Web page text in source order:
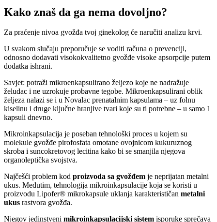
Kako znaš da ga nema dovoljno?
Za praćenje nivoa gvožđa tvoj ginekolog će naručiti analizu krvi.
U svakom slučaju preporučuje se voditi računa o prevenciji,
odnosno dodavati visokokvalitetno gvožđe visoke apsorpcije putem
dodatka ishrani.
Savjet: potraži mikroenkapsulirano željezo koje ne nadražuje
želudac i ne uzrokuje probavne tegobe. Mikroenkapsulirani oblik
željeza nalazi se i u Novalac prenatalnim kapsulama – uz folnu
kiselinu i druge ključne hranjive tvari koje su ti potrebne – u samo 1
kapsuli dnevno.
Mikroinkapsulacija je poseban tehnološki proces u kojem su
molekule gvožđe pirofosfata omotane ovojnicom kukuruznog
skroba i suncokretovog lecitina kako bi se smanjila njegova
organoleptička svojstva.
Najčešći problem kod proizvoda sa gvožđem je neprija­tan metalni
ukus. Međutim, tehnologija mikroinkapsula­cije koja se koristi u
proizvodu Lipofer® mikrokapsule uklanja karakterističan metalni
ukus rastvora gvožđa.
Njegov jedinstveni mikroinkapsulacijski sistem ispo­ruke sprečava